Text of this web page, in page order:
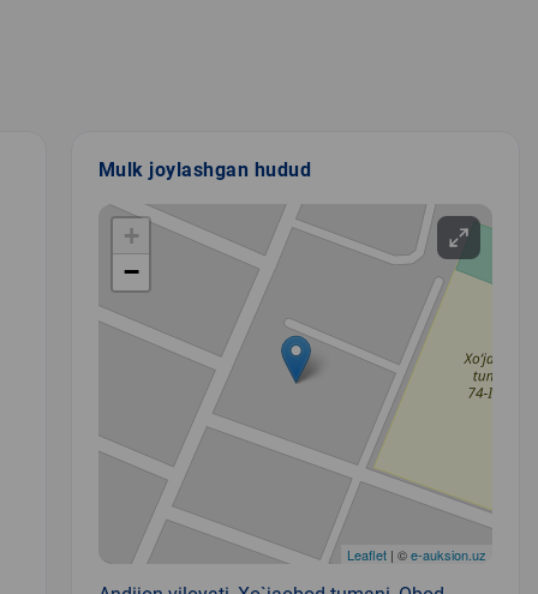
Mulk joylashgan hudud
+
−
Leaflet| ©e-auksion.uz